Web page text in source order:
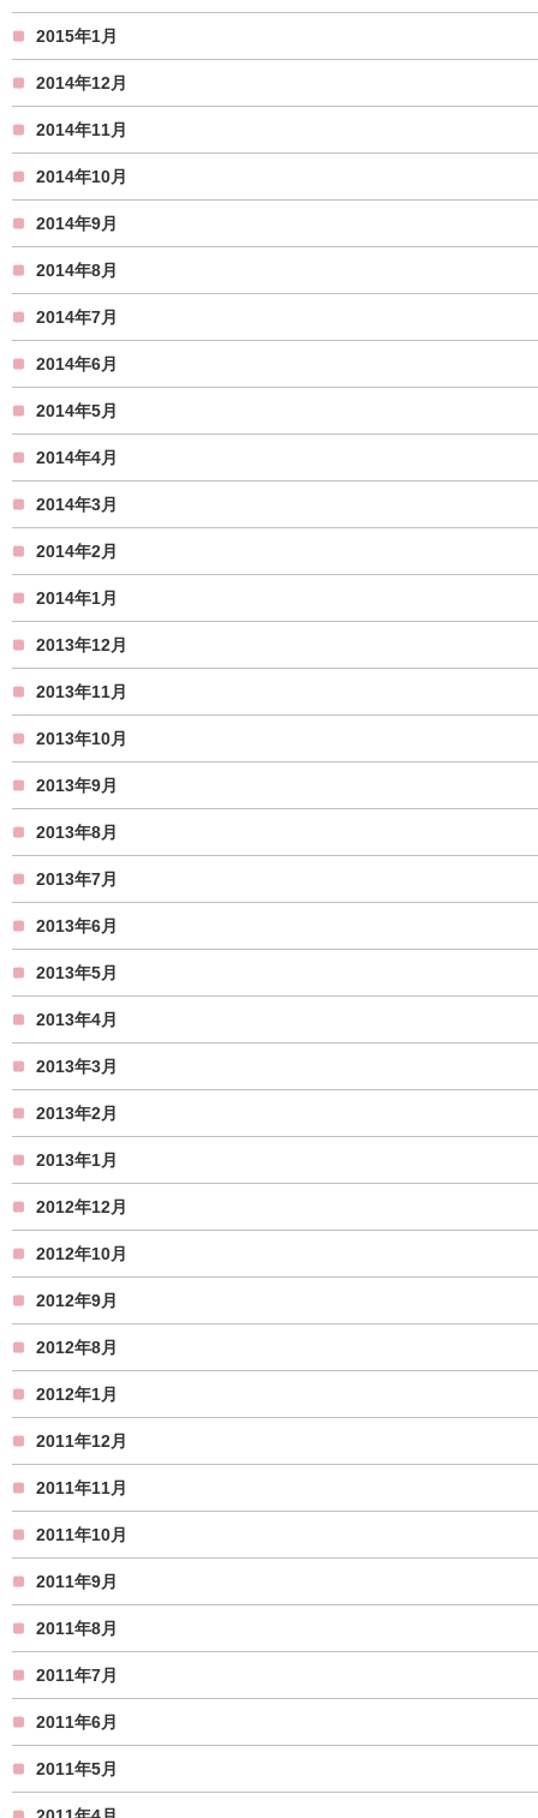
2015年1月
2014年12月
2014年11月
2014年10月
2014年9月
2014年8月
2014年7月
2014年6月
2014年5月
2014年4月
2014年3月
2014年2月
2014年1月
2013年12月
2013年11月
2013年10月
2013年9月
2013年8月
2013年7月
2013年6月
2013年5月
2013年4月
2013年3月
2013年2月
2013年1月
2012年12月
2012年10月
2012年9月
2012年8月
2012年1月
2011年12月
2011年11月
2011年10月
2011年9月
2011年8月
2011年7月
2011年6月
2011年5月